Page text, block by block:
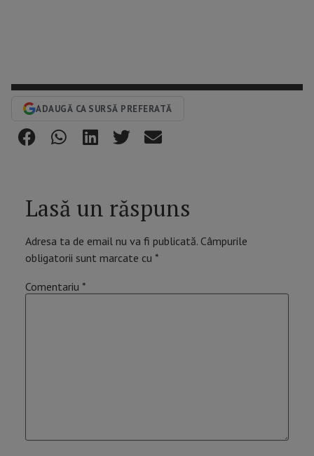
ADAUGĂ CA SURSĂ PREFERATĂ
Lasă un răspuns
Adresa ta de email nu va fi publicată. Câmpurile
obligatorii sunt marcate cu *
Comentariu *